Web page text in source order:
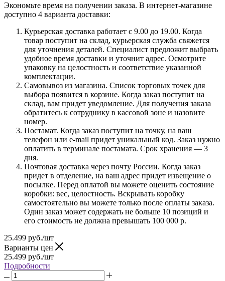
Экономьте время на получении заказа. В интернет-магазине
доступно 4 варианта доставки:
Курьерская доставка работает с 9.00 до 19.00. Когда
товар поступит на склад, курьерская служба свяжется
для уточнения деталей. Специалист предложит выбрать
удобное время доставки и уточнит адрес. Осмотрите
упаковку на целостность и соответствие указанной
комплектации.
Самовывоз из магазина. Список торговых точек для
выбора появится в корзине. Когда заказ поступит на
склад, вам придет уведомление. Для получения заказа
обратитесь к сотруднику в кассовой зоне и назовите
номер.
Постамат. Когда заказ поступит на точку, на ваш
телефон или e-mail придет уникальный код. Заказ нужно
оплатить в терминале постамата. Срок хранения — 3
дня.
Почтовая доставка через почту России. Когда заказ
придет в отделение, на ваш адрес придет извещение о
посылке. Перед оплатой вы можете оценить состояние
коробки: вес, целостность. Вскрывать коробку
самостоятельно вы можете только после оплаты заказа.
Один заказ может содержать не больше 10 позиций и
его стоимость не должна превышать 100 000 р.
25.499 руб./шт
Варианты цен
25.499 руб./шт
Подробности